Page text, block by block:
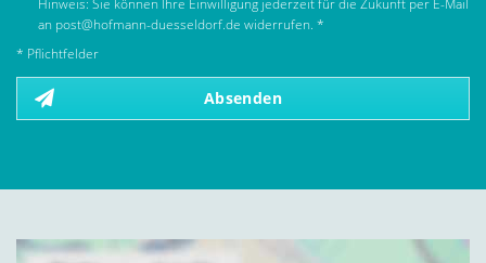
Hinweis: Sie können Ihre Einwilligung jederzeit für die Zukunft per E-Mail
an post@hofmann-duesseldorf.de widerrufen. *
* Pflichtfelder
Absenden